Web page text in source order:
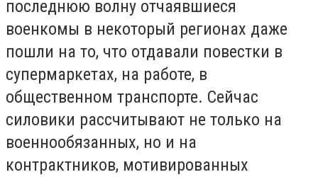
последнюю волну отчаявшиеся
военкомы в некоторый регионах даже
пошли на то, что отдавали повестки в
супермаркетах, на работе, в
общественном транспорте. Сейчас
силовики рассчитывают не только на
военнообязанных, но и на
контрактников, мотивированных